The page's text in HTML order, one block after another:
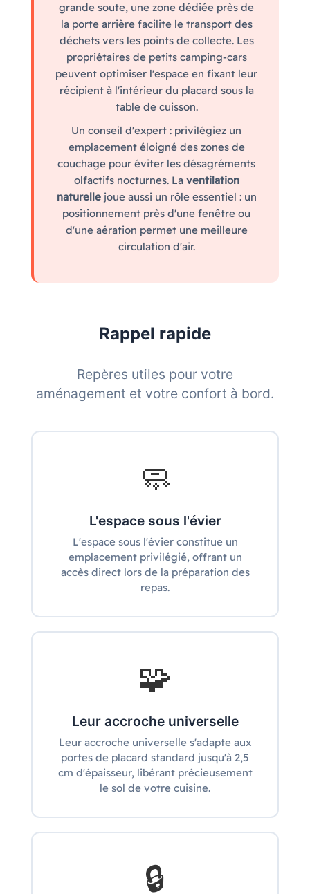
grande soute, une zone dédiée près de
la porte arrière facilite le transport des
déchets vers les points de collecte. Les
propriétaires de petits camping-cars
peuvent optimiser l'espace en fixant leur
récipient à l'intérieur du placard sous la
table de cuisson.
Un conseil d'expert : privilégiez un
emplacement éloigné des zones de
couchage pour éviter les désagréments
olfactifs nocturnes. La ventilation
naturellejoue aussi un rôle essentiel : un
positionnement près d'une fenêtre ou
d'une aération permet une meilleure
circulation d'air.
Rappel rapide
Repères utiles pour votre
aménagement et votre confort à bord.
🧼
L'espace sous l'évier
L'espace sous l'évier constitue un
emplacement privilégié, offrant un
accès direct lors de la préparation des
repas.
🧩
Leur accroche universelle
Leur accroche universelle s'adapte aux
portes de placard standard jusqu'à 2,5
cm d'épaisseur, libérant précieusement
le sol de votre cuisine.
🔒